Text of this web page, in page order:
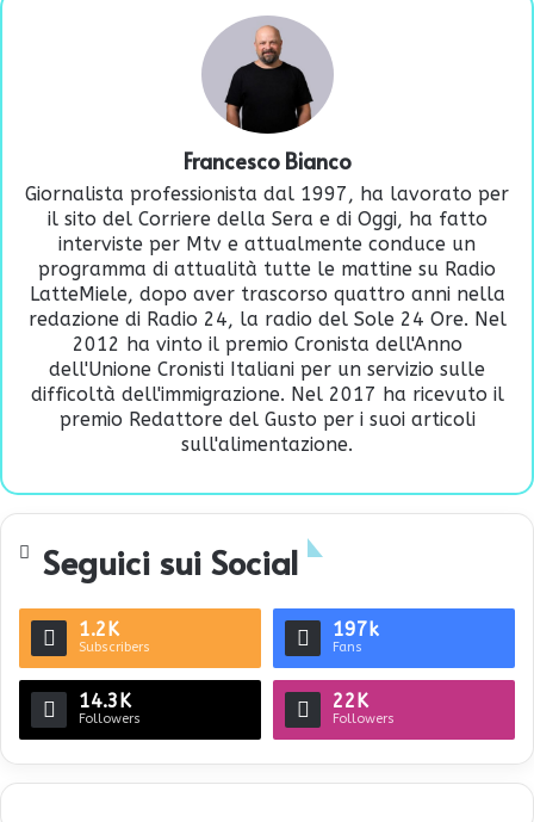
Francesco Bianco
Giornalista professionista dal 1997, ha lavorato per
il sito del Corriere della Sera e di Oggi, ha fatto
interviste per Mtv e attualmente conduce un
programma di attualità tutte le mattine su Radio
LatteMiele, dopo aver trascorso quattro anni nella
redazione di Radio 24, la radio del Sole 24 Ore. Nel
2012 ha vinto il premio Cronista dell'Anno
dell'Unione Cronisti Italiani per un servizio sulle
difficoltà dell'immigrazione. Nel 2017 ha ricevuto il
premio Redattore del Gusto per i suoi articoli
sull'alimentazione.
Seguici sui Social
1.2K
Subscribers
197k
Fans
14.3K
Followers
22K
Followers